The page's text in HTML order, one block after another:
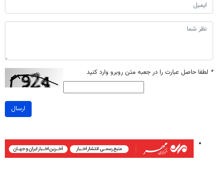
* لطفا حاصل عبارت را در جعبه متن روبرو وارد کنید
ارسال